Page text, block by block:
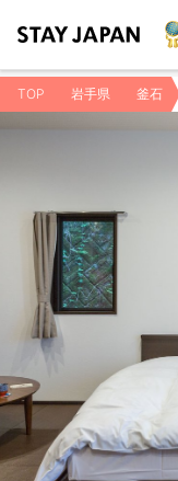
TOP 岩手県 釜石